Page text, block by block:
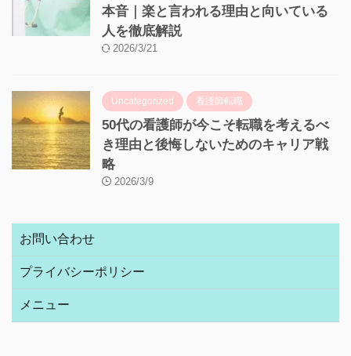
本音｜楽と言われる理由と向いている
人を徹底解説
2026/3/21
Uncategorized 看護師転職
50代の看護師が今こそ転職を考えるべ
き理由と後悔しないためのキャリア戦
略
2026/3/9
お問い合わせ
プライバシーポリシー
メニュー